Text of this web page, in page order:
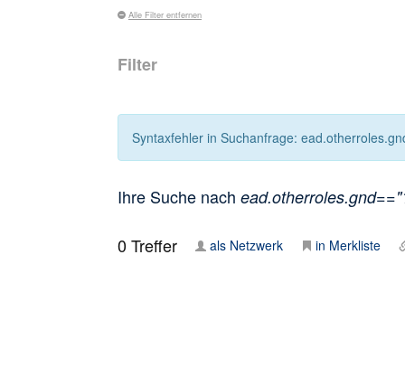
Alle Filter entfernen
Filter
Syntaxfehler in Suchanfrage:
Ihre Suche nach
0Treffer als Netzwerk in Merkliste